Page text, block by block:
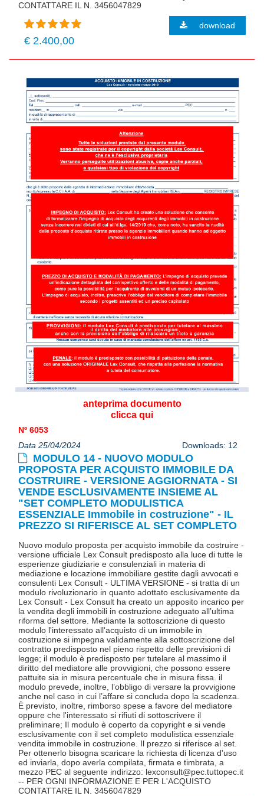
CONTATTARE IL N. 3456047829
€ 2.400,00
download
anteprima documento
clicca qui
Nº 6053
Data 25/04/2024
Downloads: 12
MODULO 14 - NUOVO MODULO
PROPOSTA PER ACQUISTO IMMOBILE DA
COSTRUIRE - VERSIONE AGGIORNATA - SI
VENDE ESCLUSIVAMENTE INSIEME AL
"SET COMPLETO MODULISTICA
ESSENZIALE Immobile in costruzione" - IL
PREZZO SI RIFERISCE AL SET COMPLETO
Nuovo modulo proposta per acquisto immobile da costruire -
versione ufficiale Lex Consult predisposto alla luce di tutte le
esperienze giudiziarie e consulenziali in materia di
mediazione e locazione immobiliare gestite dagli avvocati e
consulenti Lex Consult - ULTIMA VERSIONE - si tratta di un
modulo rivoluzionario in quanto adottato esclusivamente da
Lex Consult - Lex Consult ha creato un apposito incarico per
la vendita degli immobili in costruzione adeguato all’ultima
riforma del settore. Mediante la sottoscrizione di questo
modulo l'interessato all'acquisto di un immobile in
costruzione si impegna validamente alla sottoscrizione del
contratto predisposto nel pieno rispetto delle previsioni di
legge; il modulo è predisposto per tutelare al massimo il
diritto del mediatore alle provvigioni, che possono essere
pattuite sia in misura percentuale che in misura fissa. il
modulo prevede, inoltre, l’obbligo di versare la provvigione
anche nel caso in cui l’affare si concluda dopo la scadenza.
È previsto, inoltre, rimborso spese a favore del mediatore
oppure che l'interessato si rifiuti di sottoscrivere il
preliminare; Il modulo è coperto da copyright e si vende
esclusivamente con il set completo modulistica essenziale
vendita immobile in costruzione. Il prezzo si riferisce al set.
Per ottenerlo bisogna scaricare la richiesta di licenza d'uso
ed inviarla, dopo averla compilata, firmata e timbrata, a
mezzo PEC al seguente indirizzo: lexconsult@pec.tuttopec.it
-- PER OGNI INFORMAZIONE E PER L'ACQUISTO
CONTATTARE IL N. 3456047829